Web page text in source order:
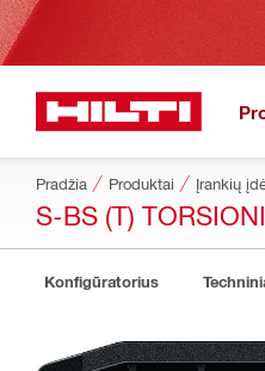
Pradžia Produktai Įrankių
S-BS (T)
Konfigūratorius